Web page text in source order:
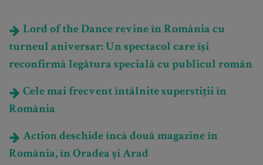
Lord of the Dance revine în România cu
turneul aniversar: Un spectacol care își
reconfirmă legătura specială cu publicul român
Cele mai frecvent întâlnite superstiții în
România
Action deschide încă două magazine în
România, în Oradea și Arad